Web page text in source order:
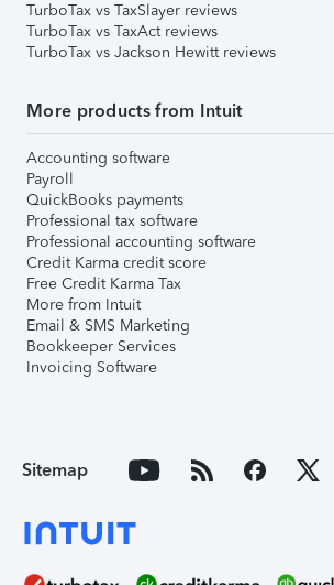
TurboTax vs TaxSlayer reviews
TurboTax vs TaxAct reviews
TurboTax vs Jackson Hewitt reviews
More products from Intuit
Accounting software
Payroll
QuickBooks payments
Professional tax software
Professional accounting software
Credit Karma credit score
Free Credit Karma Tax
More from Intuit
Email & SMS Marketing
Bookkeeper Services
Invoicing Software
Sitemap